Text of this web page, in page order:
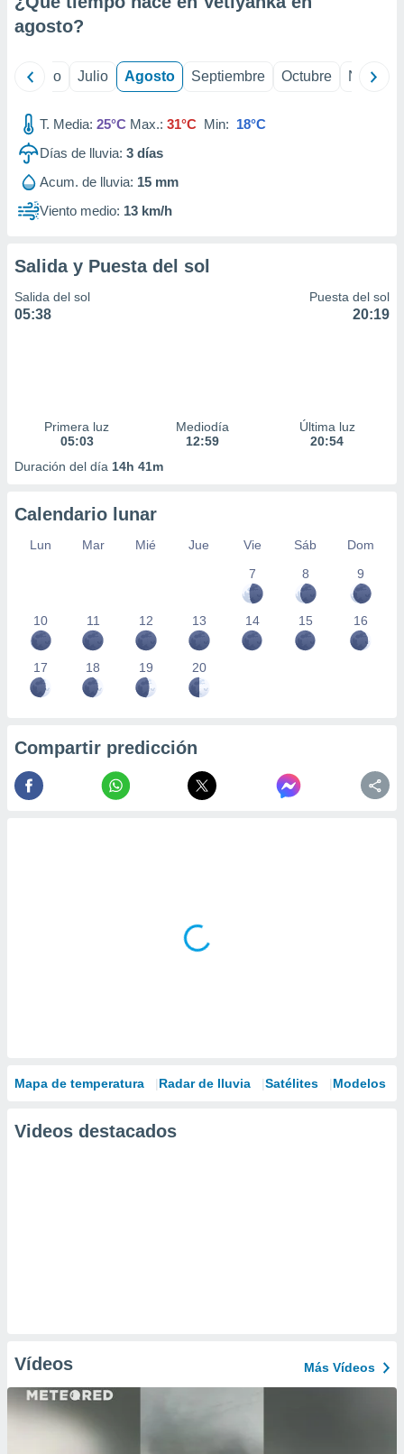
e
publicidad
publicidad
de
agosto?
Junio Julio Agosto Septiembre Octubre
T. Media: 25°C Max.: 31°C Min: 18°C
Días de lluvia: 3 días
Acum. de lluvia: 15 mm
Viento medio: 13 km/h
Salida y Puesta del sol
Salida del sol
05:38
Puesta del sol
20:19
Primera luz
05:03
Mediodía
12:59
Última luz
20:54
Duración del día 14h 41m
Calendario lunar
Lun Mar Mié Jue Vie Sáb
Dom
7
8 9
10 11 12 13 14 15 16
17 18 19 20
Compartir predicción
Mapa de temperatura Radar de lluvia Satélites Modelos
Videos destacados
Vídeos Más Vídeos